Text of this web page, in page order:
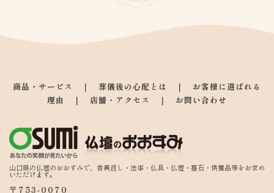
商品・サービス ｜ 葬儀後の心配とは ｜ お客様に選ばれる
理由
｜ 店舗・アクセス ｜ お問い合わせ
山口県の仏壇のおおすみで、香典返し・法事・仏具・仏壇・墓石・供養品等をお求め
いただけます。
〒753-0070